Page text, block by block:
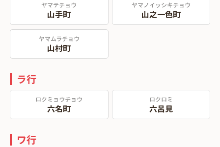
ヤマテチョウ
山手町
ヤマノイッシキチョウ
山之一色町
ヤマムラチョウ
山村町
ラ行
ロクミョウチョウ
六名町
ロクロミ
六呂見
ワ行